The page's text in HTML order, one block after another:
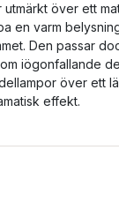
utmärkt över ett
en varm
Den passar
iögonfallande
över ett
effekt.